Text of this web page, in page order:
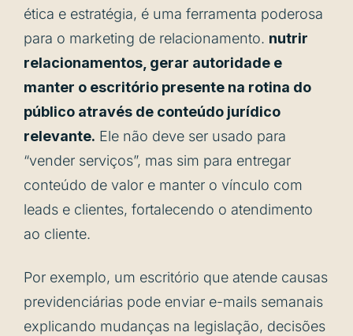
ética e estratégia, é uma ferramenta poderosa
para o marketing de relacionamento. nutrir
relacionamentos, gerar autoridade e
manter o escritório presente na rotina do
público através de conteúdo jurídico
relevante. Ele não deve ser usado para
“vender serviços”, mas sim para entregar
conteúdo de valor e manter o vínculo com
leads e clientes, fortalecendo o atendimento
ao cliente.
Por exemplo, um escritório que atende causas
previdenciárias pode enviar e-mails semanais
explicando mudanças na legislação, decisões